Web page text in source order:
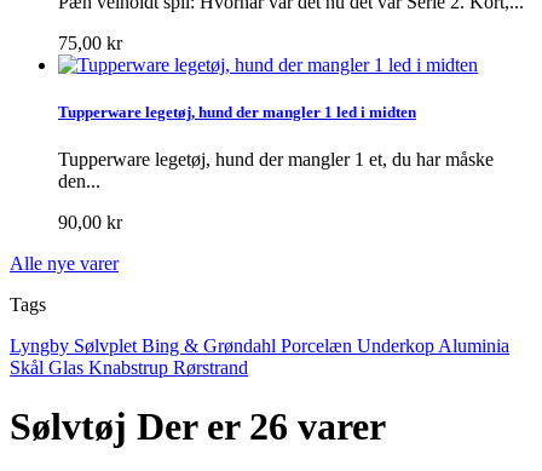
75,00 kr
Tupperware legetøj, hund der mangler 1 led i midten
Tupperware legetøj, hund der mangler 1 et, du har måske
den...
90,00 kr
Alle nye varer
Tags
Lyngby Sølvplet Bing & Grøndahl Porcelæn Underkop Aluminia
Skål Glas Knabstrup Rørstrand
Sølvtøj Der er 26 varer